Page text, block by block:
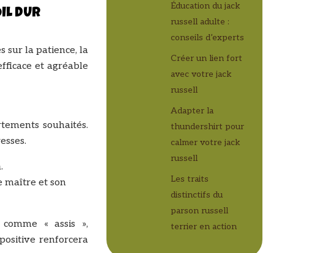
DUR
sur la patience, la
et agréable
souhaités.
maître et son
« assis »,
renforcera
Éducation du jack
russell adulte :
conseils d’experts
Créer un lien fort
avec votre jack
russell
Adapter la
thundershirt pour
calmer votre jack
russell
Les traits
distinctifs du
parson russell
terrier en action